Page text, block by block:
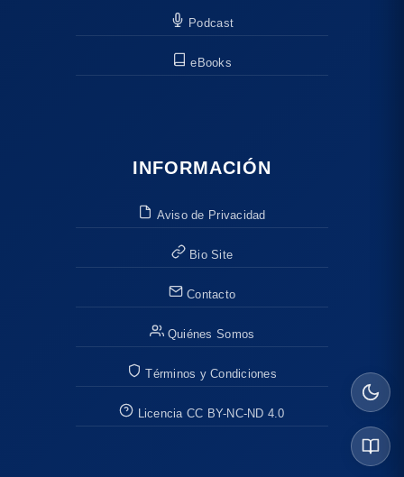
Podcast
eBooks
INFORMACIÓN
Aviso de Privacidad
Bio Site
Contacto
Quiénes Somos
Términos y Condiciones
Licencia CC BY-NC-ND 4.0